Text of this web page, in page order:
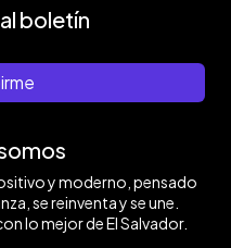
boletín
y moderno, pensado
se reinventa y se une.
lo mejor de El Salvador.